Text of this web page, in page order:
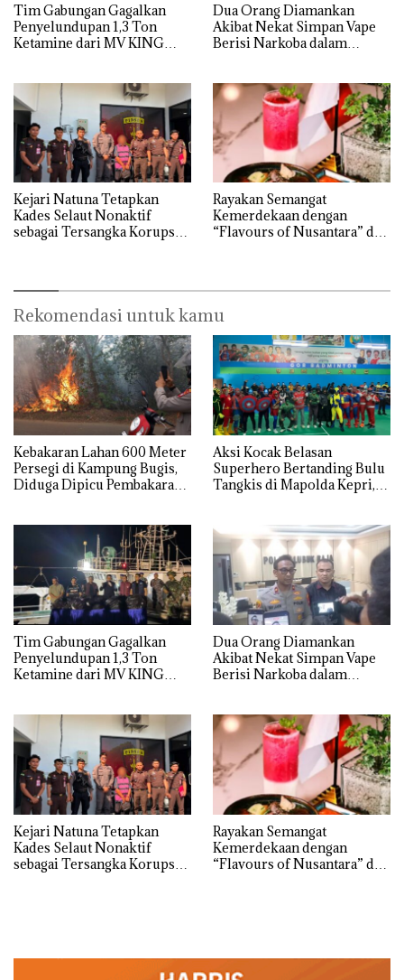
Tim Gabungan Gagalkan
Penyelundupan 1,3 Ton
Ketamine dari MV KING
Dua Orang Diamankan
Akibat Nekat Simpan Vape
Berisi Narkoba dalam
Kejari Natuna Tetapkan
Kades Selaut Nonaktif
sebagai Tersangka Korupsi
Rayakan Semangat
Kemerdekaan dengan
“Flavours of Nusantara” di
Rekomendasi untuk kamu
Kebakaran Lahan 600 Meter
Persegi di Kampung Bugis,
Diduga Dipicu Pembakaran
Aksi Kocak Belasan
Superhero Bertanding Bulu
Tangkis di Mapolda Kepri,
Tim Gabungan Gagalkan
Penyelundupan 1,3 Ton
Ketamine dari MV KING
Dua Orang Diamankan
Akibat Nekat Simpan Vape
Berisi Narkoba dalam
Kejari Natuna Tetapkan
Kades Selaut Nonaktif
sebagai Tersangka Korupsi
Rayakan Semangat
Kemerdekaan dengan
“Flavours of Nusantara” di